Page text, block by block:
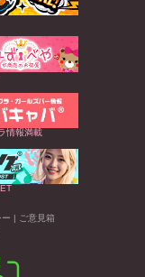
情報満載
| ご意見箱